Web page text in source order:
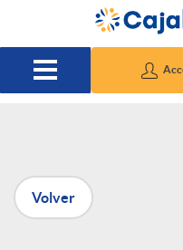
Saltar al contenido principal
P
u
Volver